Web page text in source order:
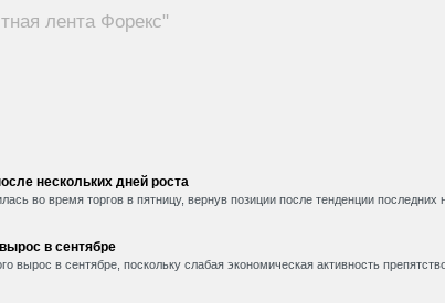
лента Форекс"
нескольких дней роста
во время торгов в пятницу, вернув позиции после тенденции последних
в сентябре
вырос в сентябре, поскольку слабая экономическая активность